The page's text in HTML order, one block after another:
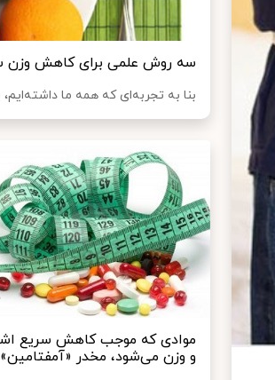
سه روش علمی برای کاهش وزن
بنا به تجربه‌ای که همه ما داشته‌ایم،
موادی که موجب کاهش سریع
و وزن می‌شود، مخدر «آمفتامین»